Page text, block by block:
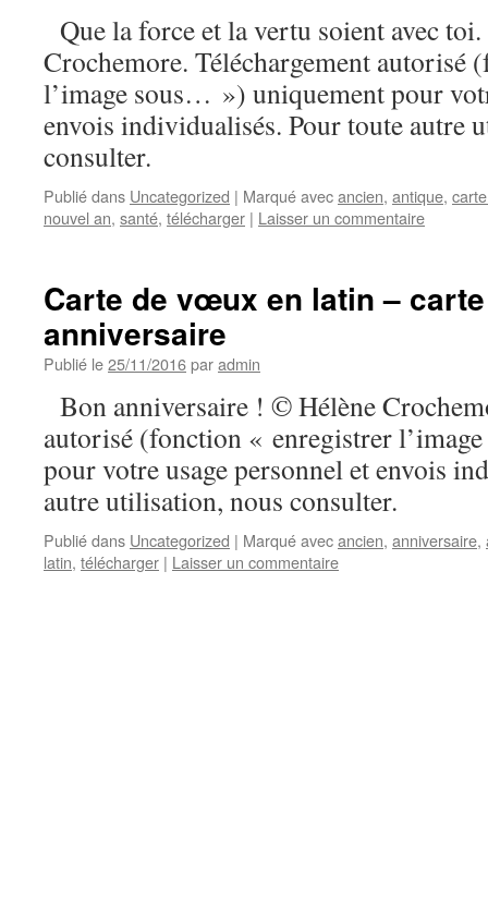
Que la force et la vertu soient avec
Crochemore. Téléchargement autorisé
l’image sous… ») uniquement pour
envois individualisés. Pour toute autre
consulter.
Publié dans Uncategorized | Marqué avecancien, antique,
nouvel an, santé, télécharger | Laisser un commentaire
Carte de vœux en latin –
anniversaire
Publié le25/11/2016paradmin
Bon anniversaire ! © Hélène
autorisé (fonction « enregistrer
pour votre usage personnel et envois
autre utilisation, nous consulter.
Publié dans Uncategorized | Marqué avecancien, anniversaire,
latin, télécharger | Laisser un commentaire